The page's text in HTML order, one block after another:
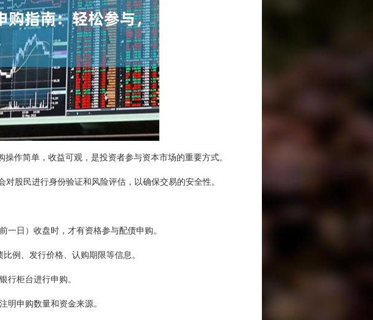
作简单，收益可观，是投资者参与资本市场的重要方式。
股民进行身份验证和风险评估，以确保交易的安全性。
一日）收盘时，才有资格参与配债申购。
例、发行价格、认购期限等信息。
行柜台进行申购。
明申购数量和资金来源。